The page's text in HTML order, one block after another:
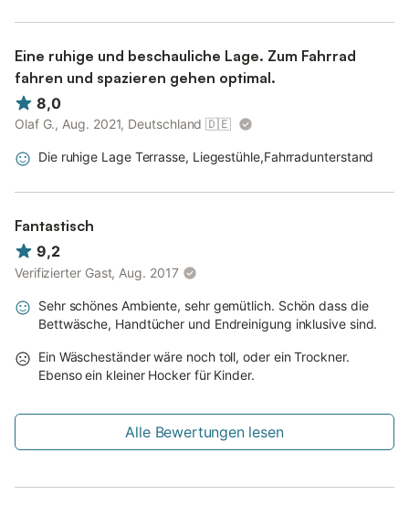
in die Regionalbahn in Richtung Büsum, dann die letzte
Mit dem Auto aus dem Süden kommend:
Über Hamburg A 7 (Elbtunnel) Richtung Kiel-Flensburg, nach ca.
3 km auf die A 23 Richtung Husum bis zur Abfahrt Heide West
(Abfahrt 2). Dann weiter auf der B 203 in Richtung Büsum.
Hinter dem Bahnübergang in Österdeichstrich liegt nach ca.
800 m rechts Ihr Urlaubsort Westerdeichstrich.
Nach dem Ortsschild befinden Sie sich bereits auf der
auf der linken Seite (Hausnummer 67).
Wir wünschen Ihnen eine gute Anreise und einen angenehmen
Aufenthalt!
An- und Abreiseregelung
Anreise zwischen 16:00 und 22:00 Uhr; Abreise bis 10:00 Uhr.
erhalten Sie kurz vor der Anreise.
Eine ruhige und beschauliche Lage. Zum Fahrrad
fahren und spazieren gehen optimal.
8,0
Olaf G., Aug. 2021, Deutschland 🇩🇪
Die ruhige Lage Terrasse, Liegestühle,Fahrradunterstand
Fantastisch
9,2
Verifizierter Gast, Aug. 2017
Sehr schönes Ambiente, sehr gemütlich. Schön dass die
Bettwäsche, Handtücher und Endreinigung inklusive sind.
Ein Wäscheständer wäre noch toll, oder ein Trockner.
Ebenso ein kleiner Hocker für Kinder.
Alle Bewertungen lesen